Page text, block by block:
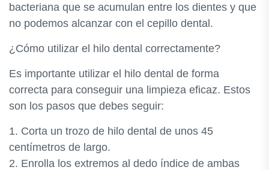
bacteriana que se acumulan entre los dientes y que
no podemos alcanzar con el cepillo dental.
¿Cómo utilizar el hilo dental correctamente?
Es importante utilizar el hilo dental de forma
correcta para conseguir una limpieza eficaz. Estos
son los pasos que debes seguir:
1. Corta un trozo de hilo dental de unos 45
centímetros de largo.
2. Enrolla los extremos al dedo índice de ambas